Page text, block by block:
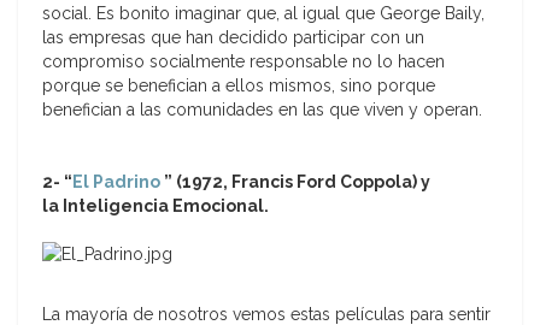
social. Es bonito imaginar que, al igual que George Baily,
las empresas que han decidido participar con un
compromiso socialmente responsable no lo hacen
porque se benefician a ellos mismos, sino porque
benefician a las comunidades en las que viven y operan.
2- “ El Padrino ” (1972, Francis Ford Coppola) y
la Inteligencia Emocional.
La mayoría de nosotros vemos estas películas para sentir